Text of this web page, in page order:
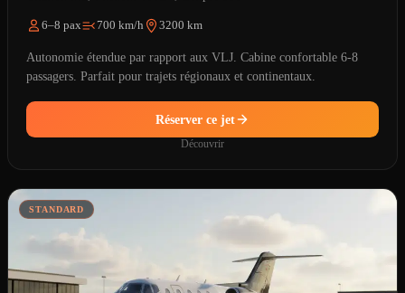
6–8 pax 700 km/h 3200 km
Autonomie étendue par rapport aux VLJ. Cabine confortable 6-8
passagers. Parfait pour trajets régionaux et continentaux.
Réserver ce jet
Découvrir
STANDARD